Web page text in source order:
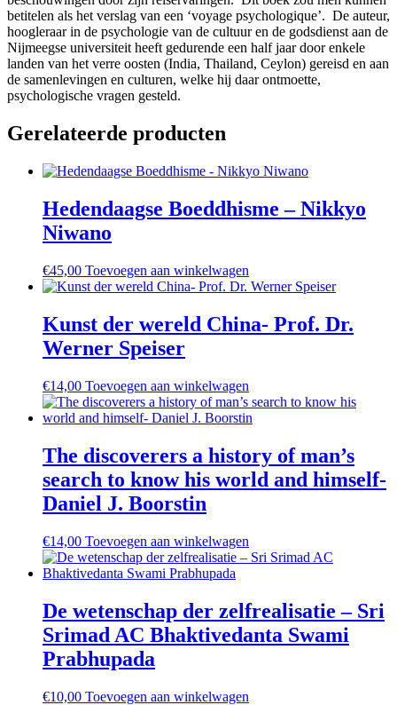
betitelen als het verslag van een ‘voyage psychologique’. De auteur,
hoogleraar in de psychologie van de cultuur en de godsdienst aan de
Nijmeegse universiteit heeft gedurende een half jaar door enkele
landen van het verre oosten (India, Thailand, Ceylon) gereisd en aan
de samenlevingen en culturen, welke hij daar ontmoette,
psychologische vragen gesteld.
Gerelateerde producten
Hedendaagse Boeddhisme – Nikkyo
Niwano
€45,00 Toevoegen aan winkelwagen
Kunst der wereld China- Prof. Dr.
Werner Speiser
€14,00 Toevoegen aan winkelwagen
The discoverers a history of man’s
search to know his world and himself-
Daniel J. Boorstin
€14,00 Toevoegen aan winkelwagen
De wetenschap der zelfrealisatie – Sri
Srimad AC Bhaktivedanta Swami
Prabhupada
€10,00 Toevoegen aan winkelwagen